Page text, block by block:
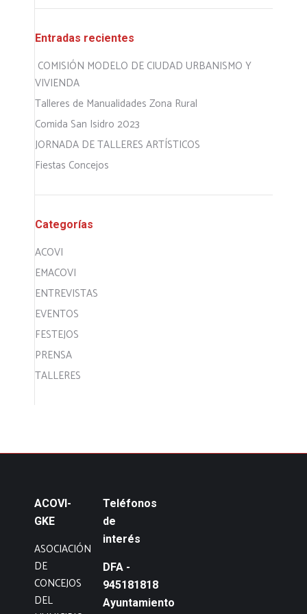
Entradas recientes
COMISIÓN MODELO DE CIUDAD URBANISMO Y
VIVIENDA
Talleres de Manualidades Zona Rural
Comida San Isidro 2023
JORNADA DE TALLERES ARTÍSTICOS
Fiestas Concejos
Categorías
ACOVI
EMACOVI
ENTREVISTAS
EVENTOS
FESTEJOS
PRENSA
TALLERES
ACOVI-
GKE
ASOCIACIÓN
DE
CONCEJOS
DEL
Teléfonos
de
interés
DFA -
945181818
Ayuntamiento